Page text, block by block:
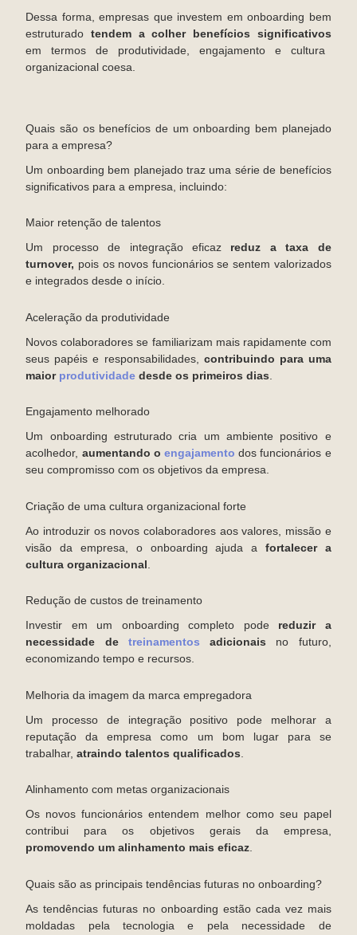
Dessa forma, empresas que investem em onboarding bem
estruturado tendem a colher benefícios significativos
em termos de produtividade, engajamento e cultura
organizacional coesa.
Quais são os benefícios de um onboarding bem planejado
para a empresa?
Um onboarding bem planejado traz uma série de benefícios
significativos para a empresa, incluindo:
Maior retenção de talentos
Um processo de integração eficaz reduz a taxa de
turnover, pois os novos funcionários se sentem valorizados
e integrados desde o início.
Aceleração da produtividade
Novos colaboradores se familiarizam mais rapidamente com
seus papéis e responsabilidades, contribuindo para uma
maior produtividade desde os primeiros dias
Engajamento melhorado
Um onboarding estruturado cria um ambiente positivo e
acolhedor, aumentando o engajamento dos funcionários e
seu compromisso com os objetivos da empresa.
Criação de uma cultura organizacional forte
Ao introduzir os novos colaboradores aos valores, missão e
visão da empresa, o onboarding ajuda a fortalecer a
cultura organizacional
Redução de custos de treinamento
Investir em um onboarding completo pode reduzir a
necessidade de treinamentos adicionais no futuro,
economizando tempo e recursos.
Melhoria da imagem da marca empregadora
Um processo de integração positivo pode melhorar a
reputação da empresa como um bom lugar para se
trabalhar,atraindo talentos qualificados
Alinhamento com metas organizacionais
Os novos funcionários entendem melhor como seu papel
contribui para os objetivos gerais da empresa,
promovendo um alinhamento mais eficaz.
Quais são as principais tendências futuras no onboarding?
As tendências futuras no onboarding estão cada vez mais
moldadas pela tecnologia e pela necessidade de